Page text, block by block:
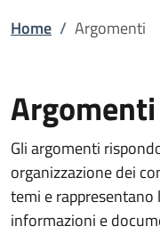
Home / Argomenti
Argomenti
Gli argomenti
organizzazione dei
temi e
informazioni e